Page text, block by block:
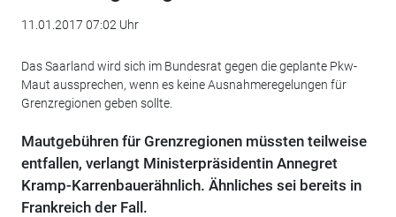
11.01.2017 07:02 Uhr
Das Saarland wird sich im Bundesrat gegen die geplante Pkw-
Maut aussprechen, wenn es keine Ausnahmeregelungen für
Grenzregionen geben sollte.
Mautgebühren für Grenzregionen müssten teilweise
entfallen, verlangt Ministerpräsidentin Annegret
Kramp-Karrenbauerähnlich. Ähnliches sei bereits in
Frankreich der Fall.